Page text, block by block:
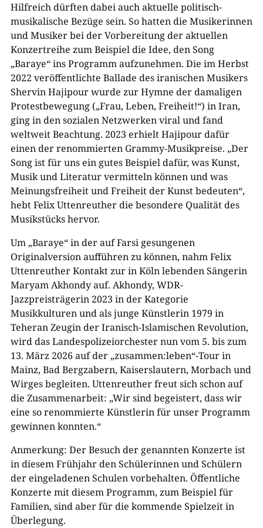
Hilfreich dürften dabei auch aktuelle politisch-
musikalische Bezüge sein. So hatten die Musikerinnen
und Musiker bei der Vorbereitung der aktuellen
Konzertreihe zum Beispiel die Idee, den Song
„Baraye“ ins Programm aufzunehmen. Die im Herbst
2022 veröffentlichte Ballade des iranischen Musikers
Shervin Hajipour wurde zur Hymne der damaligen
Protestbewegung („Frau, Leben, Freiheit!“) in Iran,
ging in den sozialen Netzwerken viral und fand
weltweit Beachtung. 2023 erhielt Hajipour dafür
einen der renommierten Grammy-Musikpreise. „Der
Song ist für uns ein gutes Beispiel dafür, was Kunst,
Musik und Literatur vermitteln können und was
Meinungsfreiheit und Freiheit der Kunst bedeuten“,
hebt Felix Uttenreuther die besondere Qualität des
Musikstücks hervor.
Um „Baraye“ in der auf Farsi gesungenen
Originalversion aufführen zu können, nahm Felix
Uttenreuther Kontakt zur in Köln lebenden Sängerin
Maryam Akhondy auf. Akhondy, WDR-
Jazzpreisträgerin 2023 in der Kategorie
Musikkulturen und als junge Künstlerin 1979 in
Teheran Zeugin der Iranisch-Islamischen Revolution,
wird das Landespolizeiorchester nun vom 5. bis zum
13. März 2026 auf der „zusammen:leben“-Tour in
Mainz, Bad Bergzabern, Kaiserslautern, Morbach und
Wirges begleiten. Uttenreuther freut sich schon auf
die Zusammenarbeit: „Wir sind begeistert, dass wir
eine so renommierte Künstlerin für unser Programm
gewinnen konnten.“
Anmerkung: Der Besuch der genannten Konzerte ist
in diesem Frühjahr den Schülerinnen und Schülern
der eingeladenen Schulen vorbehalten. Öffentliche
Konzerte mit diesem Programm, zum Beispiel für
Familien, sind aber für die kommende Spielzeit in
Überlegung.